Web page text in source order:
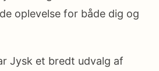
oplevelse for både dig og
Jysk et bredt udvalg af